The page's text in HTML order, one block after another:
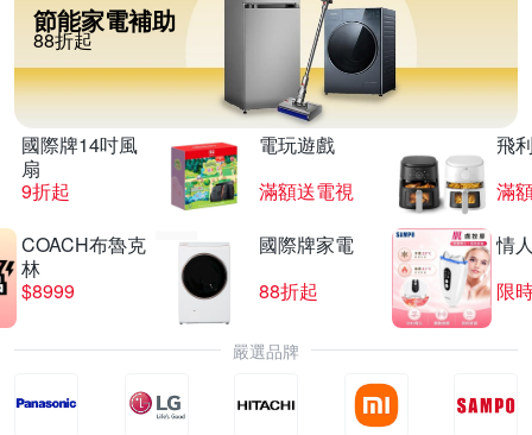
節能家電補助
88折起
國際牌14吋風
扇
9折起
電玩遊戲
滿額送電視
飛
滿
COACH布魯克
林
$8999
國際牌家電
88折起
情
限
嚴選品牌